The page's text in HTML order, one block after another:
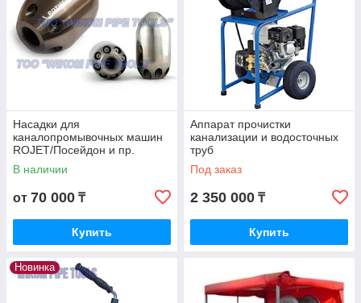
Насадки для
каналопромывочных машин
ROJET/Посейдон и пр.
В наличии
от 70 000 ₸
Купить
Аппарат прочистки
канализации и водосточных
труб
Под заказ
2 350 000 ₸
Купить
Новинка